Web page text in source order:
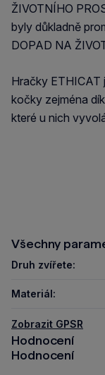
ŽIVOTNÍHO
byly důkladně
DOPAD NA
Hračky
kočky zejména
které u nich
Všechny
Druh zvířete:
Materiál:
Zobrazit GPSR
Hodnocení
Hodnocení